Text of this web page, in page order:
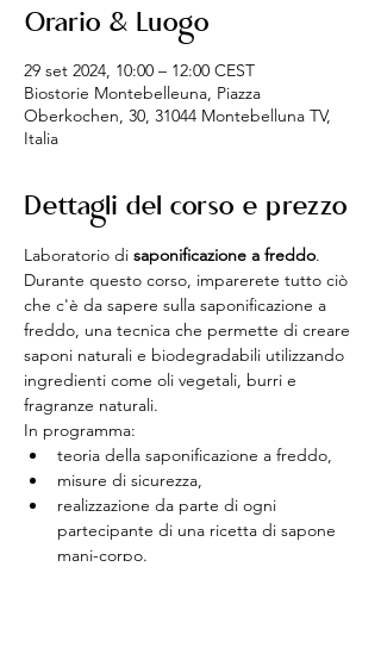
Orario & Luogo
29 set 2024, 10:00 – 12:00 CEST
Biostorie Montebelleuna, Piazza
Oberkochen, 30, 31044 Montebelluna TV,
Italia
Dettagli del corso e prezzo
Laboratorio di saponificazione a freddo.
Durante questo corso, imparerete tutto ciò
che c'è da sapere sulla saponificazione a
freddo, una tecnica che permette di creare
saponi naturali e biodegradabili utilizzando
ingredienti come oli vegetali, burri e
fragranze naturali.
In programma:
teoria della saponificazione a freddo,
misure di sicurezza,
realizzazione da parte di ogni
partecipante di una ricetta di sapone
mani-corpo.